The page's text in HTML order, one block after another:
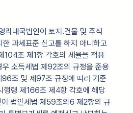
리내국법인이 토지.건물 및 주식
과세표준 신고를 하지 아니하고
104조 제1항 각호의 세율을 적용
소득세법 제92조의 규정을 준용
96조 및 제97조 규정에 따라 기준
행령 제166조 제4항 각호에 해당
법인세법 제59조의6 제2항의 규